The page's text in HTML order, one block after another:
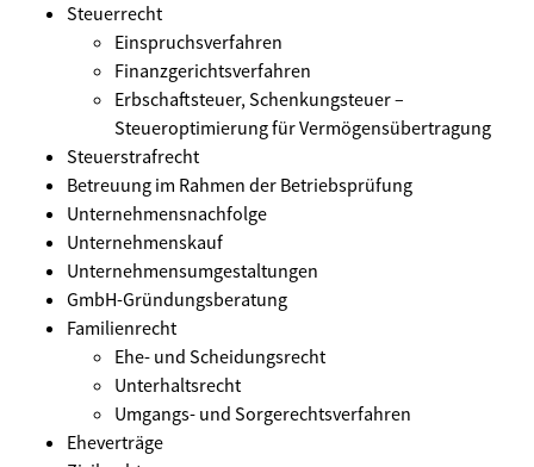
Steuerrecht
Einspruchsverfahren
Finanzgerichtsverfahren
Erbschaftsteuer, Schenkungsteuer –
Steueroptimierung für Vermögensübertragung
Steuerstrafrecht
Betreuung im Rahmen der Betriebsprüfung
Unternehmensnachfolge
Unternehmenskauf
Unternehmensumgestaltungen
GmbH-Gründungsberatung
Familienrecht
Ehe- und Scheidungsrecht
Unterhaltsrecht
Umgangs- und Sorgerechtsverfahren
Eheverträge